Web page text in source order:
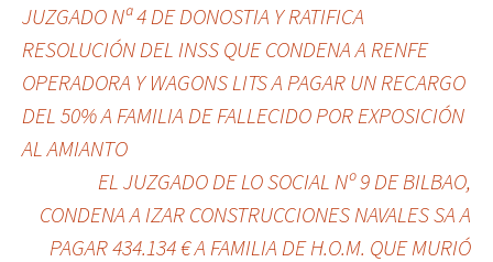
la
entrada
JUZGADO Nª 4 DE DONOSTIA Y RATIFICA
RESOLUCIÓN DEL INSS QUE CONDENA A RENFE
OPERADORA Y WAGONS LITS A PAGAR UN RECARGO
DEL 50% A FAMILIA DE FALLECIDO POR EXPOSICIÓN
AL AMIANTO
EL JUZGADO DE LO SOCIAL Nº 9 DE BILBAO,
CONDENA A IZAR CONSTRUCCIONES NAVALES SA A
PAGAR 434.134 € A FAMILIA DE H.O.M. QUE MURIÓ